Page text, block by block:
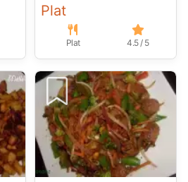
Plat
Plat 4.5 / 5